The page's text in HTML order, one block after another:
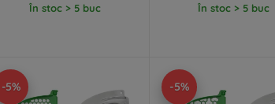
În stoc > 5 buc În stoc > 5 buc
-5% -5%